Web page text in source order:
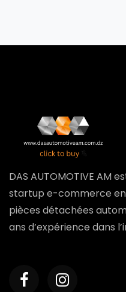
DAS AUTOMOTIVE AM
startup e-commerce en
pièces détachées
ans d’expérience dans